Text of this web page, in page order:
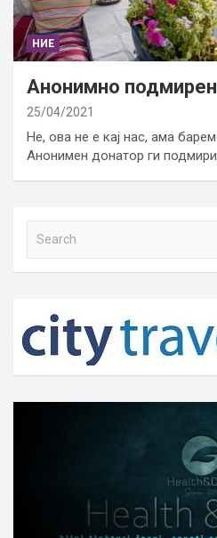
НИЕ
Анонимно
25/04/2021
Не, ова не е кај нас, ама
Анонимен донатор ги
h